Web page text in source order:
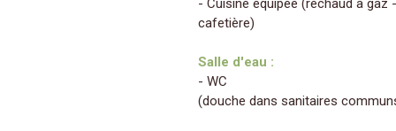
- Cuisine équipée (réchaud à
cafetière)
Salle d'eau :
- WC
(douche dans sanitaires